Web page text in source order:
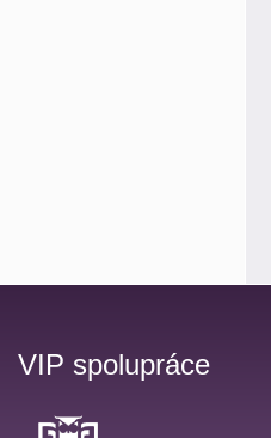
VIP spolupráce